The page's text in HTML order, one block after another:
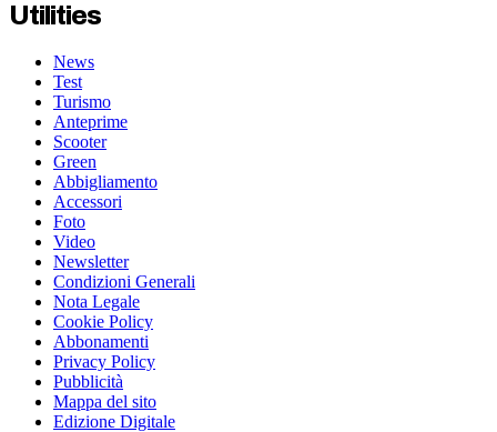
Utilities
News
Test
Turismo
Anteprime
Scooter
Green
Abbigliamento
Accessori
Foto
Video
Newsletter
Condizioni Generali
Nota Legale
Cookie Policy
Abbonamenti
Privacy Policy
Pubblicità
Mappa del sito
Edizione Digitale